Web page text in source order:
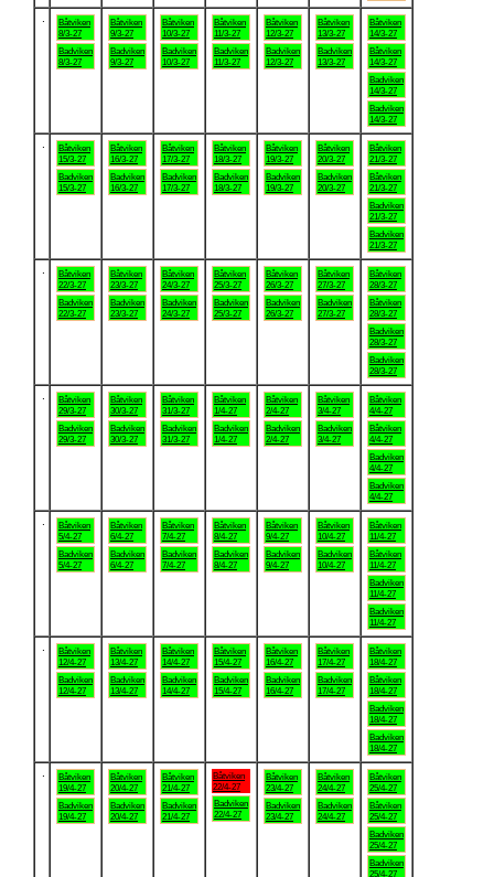
Båtviken
8/3-27
Badviken
8/3-27
Båtviken
9/3-27
Badviken
9/3-27
Båtviken
10/3-27
Badviken
10/3-27
Båtviken
11/3-27
Badviken
11/3-27
Båtviken
12/3-27
Badviken
12/3-27
Båtviken
13/3-27
Badviken
13/3-27
Båtviken
14/3-27
Båtviken
14/3-27
Badviken
14/3-27
Badviken
14/3-27
Båtviken
15/3-27
Badviken
15/3-27
Båtviken
16/3-27
Badviken
16/3-27
Båtviken
17/3-27
Badviken
17/3-27
Båtviken
18/3-27
Badviken
18/3-27
Båtviken
19/3-27
Badviken
19/3-27
Båtviken
20/3-27
Badviken
20/3-27
Båtviken
21/3-27
Båtviken
21/3-27
Badviken
21/3-27
Badviken
21/3-27
Båtviken
22/3-27
Badviken
22/3-27
Båtviken
23/3-27
Badviken
23/3-27
Båtviken
24/3-27
Badviken
24/3-27
Båtviken
25/3-27
Badviken
25/3-27
Båtviken
26/3-27
Badviken
26/3-27
Båtviken
27/3-27
Badviken
27/3-27
Båtviken
28/3-27
Båtviken
28/3-27
Badviken
28/3-27
Badviken
28/3-27
Båtviken
29/3-27
Badviken
29/3-27
Båtviken
30/3-27
Badviken
30/3-27
Båtviken
31/3-27
Badviken
31/3-27
Båtviken
1/4-27
Badviken
1/4-27
Båtviken
2/4-27
Badviken
2/4-27
Båtviken
3/4-27
Badviken
3/4-27
Båtviken
4/4-27
Båtviken
4/4-27
Badviken
4/4-27
Badviken
4/4-27
Båtviken
5/4-27
Badviken
5/4-27
Båtviken
6/4-27
Badviken
6/4-27
Båtviken
7/4-27
Badviken
7/4-27
Båtviken
8/4-27
Badviken
8/4-27
Båtviken
9/4-27
Badviken
9/4-27
Båtviken
10/4-27
Badviken
10/4-27
Båtviken
11/4-27
Båtviken
11/4-27
Badviken
11/4-27
Badviken
11/4-27
Båtviken
12/4-27
Badviken
12/4-27
Båtviken
13/4-27
Badviken
13/4-27
Båtviken
14/4-27
Badviken
14/4-27
Båtviken
15/4-27
Badviken
15/4-27
Båtviken
16/4-27
Badviken
16/4-27
Båtviken
17/4-27
Badviken
17/4-27
Båtviken
18/4-27
Båtviken
18/4-27
Badviken
18/4-27
Badviken
18/4-27
Båtviken
19/4-27
Badviken
19/4-27
Båtviken
20/4-27
Badviken
20/4-27
Båtviken
21/4-27
Badviken
21/4-27
Båtviken
22/4-27
Badviken
22/4-27
Båtviken
23/4-27
Badviken
23/4-27
Båtviken
24/4-27
Badviken
24/4-27
Båtviken
25/4-27
Båtviken
25/4-27
Badviken
25/4-27
Badviken
25/4-27